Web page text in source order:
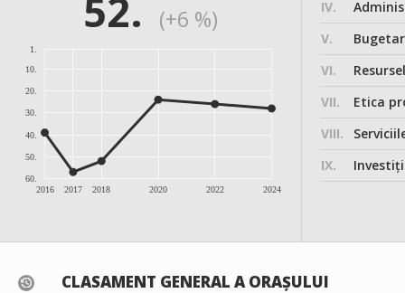
52. (+6 %)
2016 2017 2018 2020 2022 2024
1.
10.
20.
30.
40.
50.
60.
IV.
V.
VI.
VII.
Etica
VIII.
IX.
Investițiile,
CLASAMENT GENERAL A ORAȘULUI